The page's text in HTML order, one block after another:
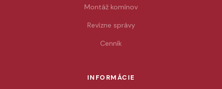
Montáž komínov
Revízne správy
Cenník
INFORMÁCIE